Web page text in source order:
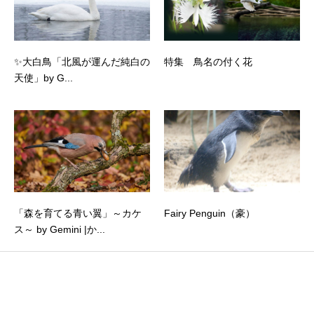
✨大白鳥「北風が運んだ純白の
天使」by G...
特集 鳥名の付く花
「森を育てる青い翼」～カケ
ス～ by Gemini |か...
Fairy Penguin（豪）